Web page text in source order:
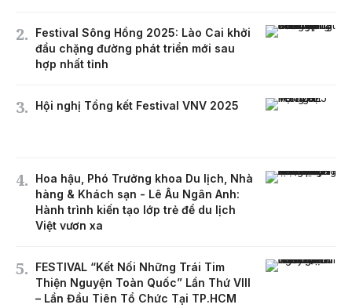
Festival Sông Hồng 2025: Lào Cai khởi
đầu chặng đường phát triển mới sau
hợp nhất tỉnh
Hội nghị Tổng kết Festival VNV 2025
Hoa hậu, Phó Trưởng khoa Du lịch, Nhà
hàng & Khách sạn - Lê Âu Ngân Anh:
Hành trình kiến tạo lớp trẻ để du lịch
Việt vươn xa
FESTIVAL “Kết Nối Những Trái Tim
Thiện Nguyện Toàn Quốc” Lần Thứ VIII
– Lần Đầu Tiên Tổ Chức Tại TP.HCM